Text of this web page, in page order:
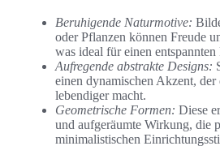
Beruhigende Naturmotive:
oder Pflanzen können Freude
was ideal für einen
Aufregende abstrakte Designs:
einen dynamischen Akzent,
lebendiger macht.
Geometrische Formen: Diese
und aufgeräumte Wirkung, die
minimalistischen